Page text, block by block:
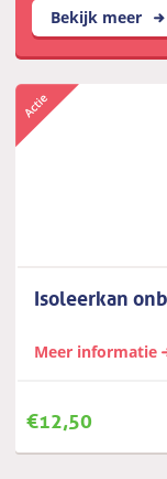
Bekijk meer
Isoleerkan
Meer informatie
€12,50